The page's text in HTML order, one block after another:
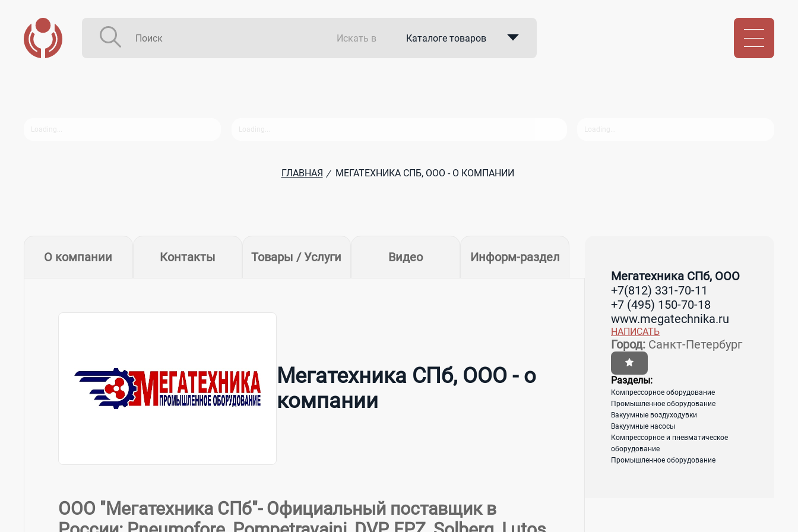
Искать в Каталоге товаров
ГЛАВНАЯ / МЕГАТЕХНИКА СПБ, ООО - О КОМПАНИИ
О компании Контакты Товары / Услуги Видео Информ-раздел
Мегатехника СПб, ООО - о
компании
ООО "Мегатехника СПб"- Официальный поставщик в
Мегатехника СПб, ООО
+7(812) 331-70-11
+7 (495) 150-70-18
www.megatechnika.ru
НАПИСАТЬ
Город: Санкт-Петербург
Разделы:
Компрессорное оборудование
Промышленное оборудование
Вакуумные воздуходувки
Вакуумные насосы
Компрессорное и пневматическое
оборудование
Промышленное оборудование